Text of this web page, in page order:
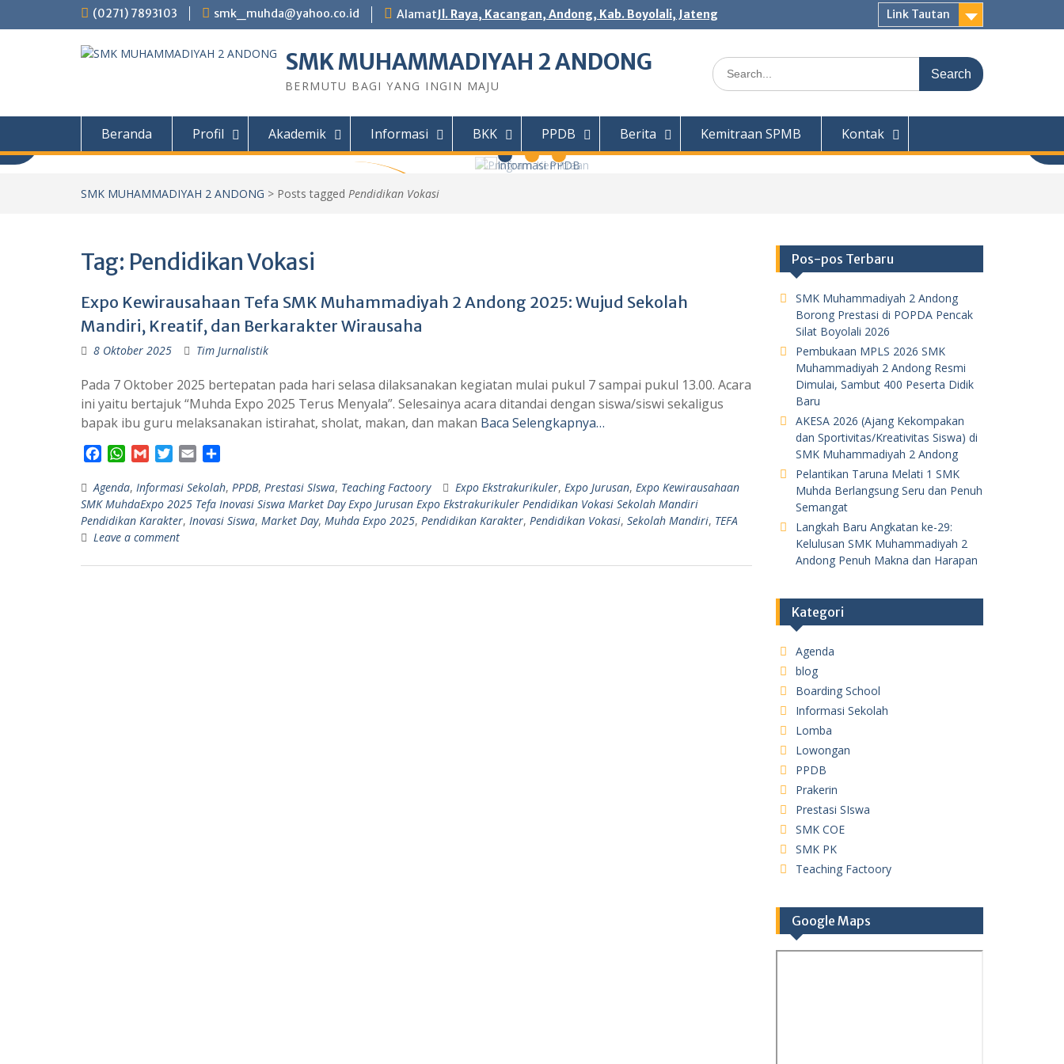
(0271) 7893103 smk_muhda@yahoo.co.id AlamatJl. Raya, Kacangan, Andong, Kab. Boyolali, Jateng Link Tautan
SMK MUHAMMADIYAH 2 ANDONG
BERMUTU BAGI YANG INGIN MAJU
Search
for:
Beranda Profil Akademik Informasi BKK PPDB Berita Kemitraan SPMB Kontak
Informasi PPDB
Kendaraan Ringan (TKR) Teknik Sepeda Motor (TSM)
Teknik Permesinan (TP) Teknik Komputer Jaingan
(TKJ) Desain Komunikasi Visual (DKV) PILIHAN...
SMK MUHAMMADIYAH 2 ANDONG > Posts tagged Pendidikan Vokasi
Tag: Pendidikan Vokasi
Expo Kewirausahaan Tefa SMK Muhammadiyah 2 Andong 2025: Wujud Sekolah
Mandiri, Kreatif, dan Berkarakter Wirausaha
8 Oktober 2025 Tim Jurnalistik
Pada 7 Oktober 2025 bertepatan pada hari selasa dilaksanakan kegiatan mulai pukul 7 sampai pukul 13.00. Acara
ini yaitu bertajuk “Muhda Expo 2025 Terus Menyala”. Selesainya acara ditandai dengan siswa/siswi sekaligus
bapak ibu guru melaksanakan istirahat, sholat, makan, dan makan Baca Selengkapnya…
c
e
b
o
W
a
t
s
A
a
i
l
i
t
t
e
a
i
l
a
r
e
Agenda, Informasi Sekolah, PPDB, Prestasi SIswa, Teaching Factoory Expo Ekstrakurikuler, Expo Jurusan, Expo Kewirausahaan
SMK MuhdaExpo 2025 Tefa Inovasi Siswa Market Day Expo Jurusan Expo Ekstrakurikuler Pendidikan Vokasi Sekolah Mandiri
Pendidikan Karakter, Inovasi Siswa, Market Day, Muhda Expo 2025, Pendidikan Karakter, Pendidikan Vokasi, Sekolah Mandiri, TEFA
Leave a comment
Pos-pos Terbaru
SMK Muhammadiyah 2 Andong
Borong Prestasi di POPDA Pencak
Silat Boyolali 2026
Pembukaan MPLS 2026 SMK
Muhammadiyah 2 Andong Resmi
Dimulai, Sambut 400 Peserta Didik
Baru
AKESA 2026 (Ajang Kekompakan
dan Sportivitas/Kreativitas Siswa) di
SMK Muhammadiyah 2 Andong
Pelantikan Taruna Melati 1 SMK
Muhda Berlangsung Seru dan Penuh
Semangat
Langkah Baru Angkatan ke-29:
Kelulusan SMK Muhammadiyah 2
Andong Penuh Makna dan Harapan
Kategori
Agenda
blog
Boarding School
Informasi Sekolah
Lomba
Lowongan
PPDB
Prakerin
Prestasi SIswa
SMK COE
SMK PK
Teaching Factoory
Google Maps